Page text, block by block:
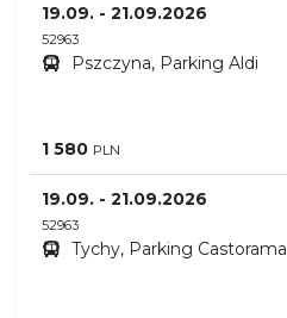
19.09. - 21.09.2026
52963
Pszczyna, Parking Aldi
1 580 PLN
19.09. - 21.09.2026
52963
Tychy, Parking Castorama